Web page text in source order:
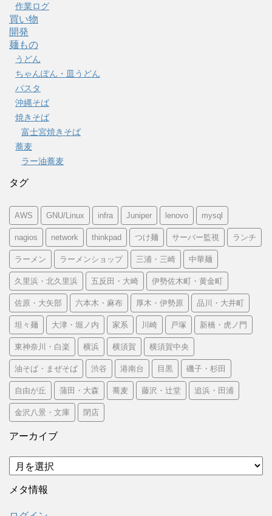
作業ログ
買い物
開発
麺もの
うどん
ちゃんぽん・皿うどん
パスタ
沖縄そば
焼きそば
富士宮焼きそば
蕎麦
ラー油蕎麦
タグ
AWS GNU/Linux infra Juniper lenovo mysql
nagios network thinkpad つけ麺 サーバー監視 ランチ
ラーメン ラーメンショップ 三浦・三崎 中華麺
久里浜・北久里浜 五反田・大崎 伊勢佐木町・黄金町
佐原・大矢部 六本木・麻布 厚木・伊勢原 品川・大井町
坦々麺 大津・堀ノ内 家系 川崎 戸塚 新橋・虎ノ門
東神奈川・白楽 横浜 横須賀 横須賀中央
油そば・まぜそば 渋谷 港南台 目黒 磯子・杉田
自由が丘 蒲田・大森 蕎麦 藤沢・辻堂 追浜・田浦
金沢八景・文庫 閉店
アーカイブ
ア
ー
カ
ブ
メタ情報